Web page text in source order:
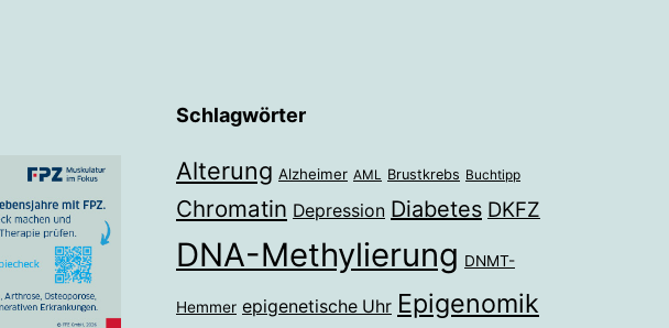
Schlagwörter
Alterung Alzheimer AML Brustkrebs Buchtipp
Chromatin Depression Diabetes DKFZ
DNA-Methylierung DNMT-
Hemmer epigenetische Uhr Epigenomik